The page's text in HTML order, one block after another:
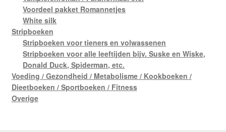
Voordeel pakket Romannetjes
White silk
Stripboeken
Stripboeken voor tieners en volwassenen
Stripboeken voor alle leeftijden bijv. Suske en Wiske,
Donald Duck, Spiderman, etc.
Voeding / Gezondheid / Metabolisme / Kookboeken /
Dieetboeken / Sportboeken / Fitness
Overige